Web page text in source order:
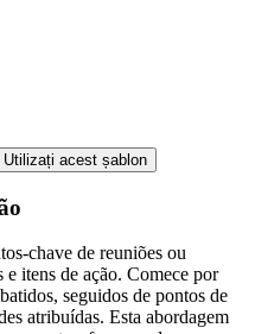
Utilizați acest șablon
chave de reuniões ou
itens de ação. Comece por
seguidos de pontos de
atribuídas. Esta abordagem